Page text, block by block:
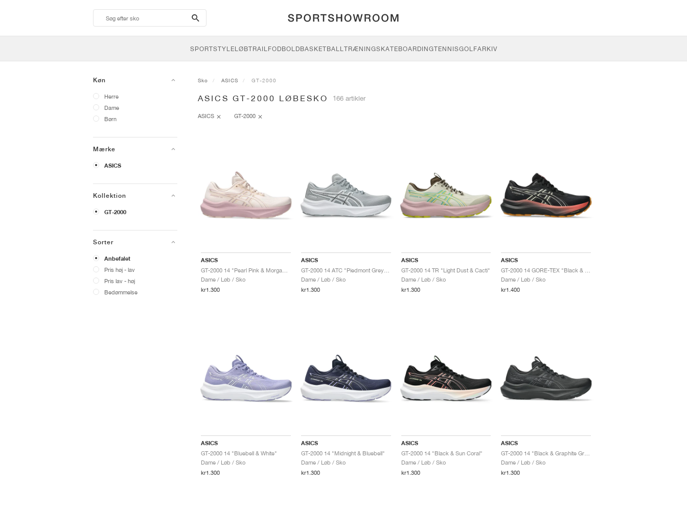
search-
btn
SPORTSTYLELØBTRAILFODBOLDBASKETBALLTRÆNINGSKATEBOARDINGTENNISGOLFARKIV
Køn
Herre
Dame
Børn
Mærke
ASICS
Kollektion
GT-2000
Sorter
Anbefalet
Pris høj - lav
Pris lav - høj
Bedømmelse
Sko ASICS GT-2000
ASICS GT-2000 LØBESKO 166 artikler
ASICS GT-2000
ASICS
Dame / Løb / Sko
kr1.300
ASICS
GT-2000 14 ATC "Piedmont Grey & Pure Silver"
Dame / Løb / Sko
kr1.300
ASICS
GT-2000 14 TR "Light Dust & Cacti"
Dame / Løb / Sko
kr1.300
ASICS
Dame / Løb / Sko
kr1.400
ASICS
GT-2000 14 "Bluebell & White"
Dame / Løb / Sko
kr1.300
ASICS
GT-2000 14 "Midnight & Bluebell"
Dame / Løb / Sko
kr1.300
ASICS
GT-2000 14 "Black & Sun Coral"
Dame / Løb / Sko
kr1.300
ASICS
Dame / Løb / Sko
kr1.300